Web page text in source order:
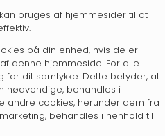
bruges af hjemmesider til at
på din enhed, hvis de er
denne hjemmeside. For alle
dit samtykke. Dette betyder, at
nødvendige, behandles i
andre cookies, herunder dem fra
behandles i henhold til